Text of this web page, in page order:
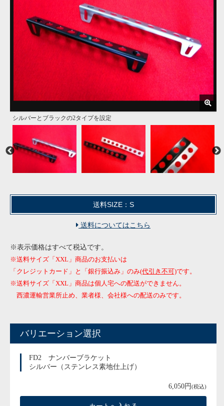
シルバーとブラックの2タイプを設定
ステンレス製
取付け用ボルト＆レンチ付属
送料SIZE：S
送料についてはこちら
※表示価格はすべて税込です。
※送料サイズ「XXL」商品のお支払いは
「クレジットカード」と「銀行振込み」のみ(代引き不可)です。
※送料サイズ「XXL」商品は個人宅への配送ができません。
西濃運輸営業所止め、業者様、会社様への配送のみです。
バリエーション選択
FD2 ナンバーブラケット
シルバー（ステンレス素地仕上げ）
6,050円(税込)